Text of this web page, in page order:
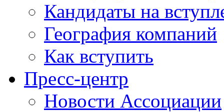
Кандидаты на
География компаний
Как вступить
Пресс-центр
Новости Ассоциации